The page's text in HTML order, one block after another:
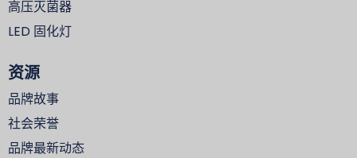
高压灭菌器
LED 固化灯
资源
品牌故事
社会荣誉
品牌最新动态